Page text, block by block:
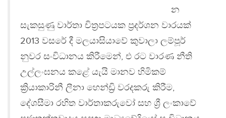
න
සැකසුණු වාර්තා චිත්‍ර‍පටයක ප්‍රදර්ශන වාරයක්
2013 වසරේ දී මලයාසියාවේ කුවාලා ලම්පූර්
නුවර සංවිධානය කිරීමෙන්, එ රට වාරණ නීති
උල්ලංඝනය කළේ යැයි මානව හිමිකම්
ක්‍රියාකාරිනී ලීනා හෙන්ඩ්‍රි වරදකරු කිරීම,
දේශසීමා රහිත වාර්තාකරුවෝ සහ ශ්‍රී ලංකාවේ